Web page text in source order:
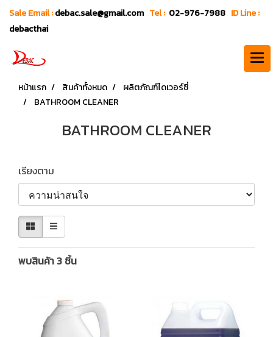
Sale Email :debac.sale@gmail.com Tel : 02-976-7988 ID Line :
debacthai
หน้าแรก สินค้าทั้งหมด
ผลิตภัณฑ์ไดเวอร์ซี่
BATHROOM CLEANER
BATHROOM CLEANER
เรียงตาม
พบสินค้า 3 ชิ้น